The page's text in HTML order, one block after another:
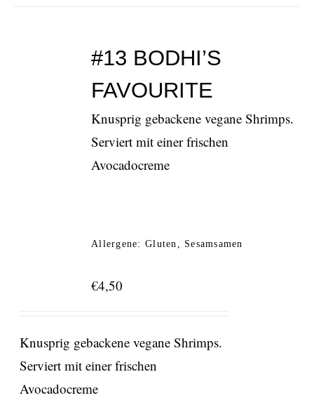
#13 BODHI’S
FAVOURITE
Knusprig gebackene vegane Shrimps.
Serviert mit einer frischen
Avocadocreme
Allergene: Gluten, Sesamsamen
€4,50
Knusprig gebackene vegane Shrimps.
Serviert mit einer frischen
Avocadocreme